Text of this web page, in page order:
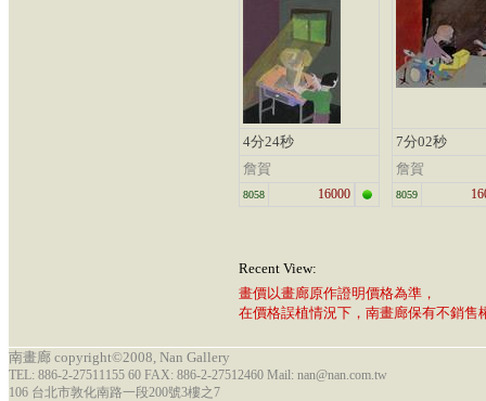
4分24秒
詹賀
8058 16000
7分02秒
詹賀
8059
Recent View:
畫價以畫廊原作證明價格為準，
在價格誤植情況下，南畫廊保有不銷售
南畫廊 copyright©2008, Nan Gallery
TEL: 886-2-27511155 60 FAX: 886-2-27512460 Mail: nan@nan.com.tw
106 台北市敦化南路一段200號3樓之7